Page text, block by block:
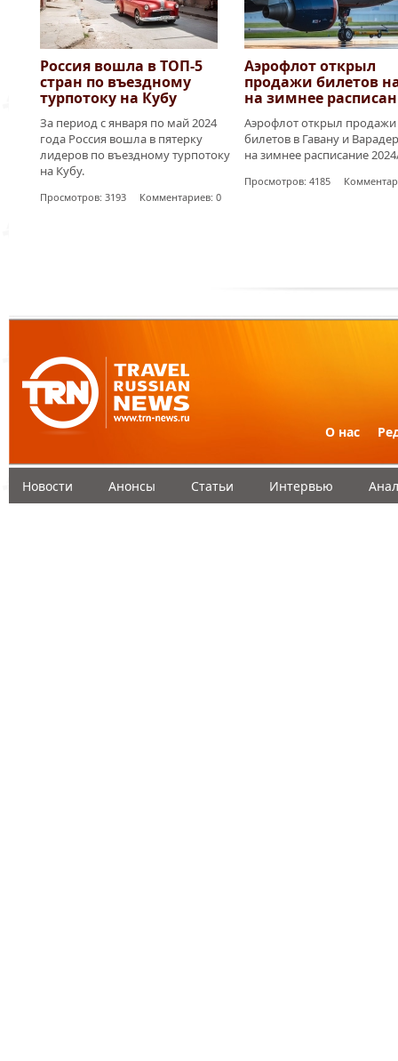
Россия вошла в ТОП-5
стран по въездному
турпотоку на Кубу
За период с января по май 2024
года Россия вошла в пятерку
лидеров по въездному турпотоку
на Кубу.
Просмотров: 3193 Комментариев: 0
Аэрофлот открыл
продажи билетов
на зимнее
Аэрофлот открыл продажи
билетов в Гавану и
на зимнее расписание
Просмотров: 4185
О нас
Новости Анонсы Статьи Интервью